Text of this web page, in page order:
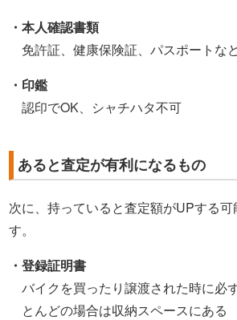
・本人確認書類
免許証、健康保険証、パスポートな
・印鑑
認印でOK、シャチハタ不可
あると査定が有利になるもの
次に、持っていると査定額がUPする
す。
・登録証明書
バイクを買ったり譲渡された時に必
とんどの場合は収納スペースにある